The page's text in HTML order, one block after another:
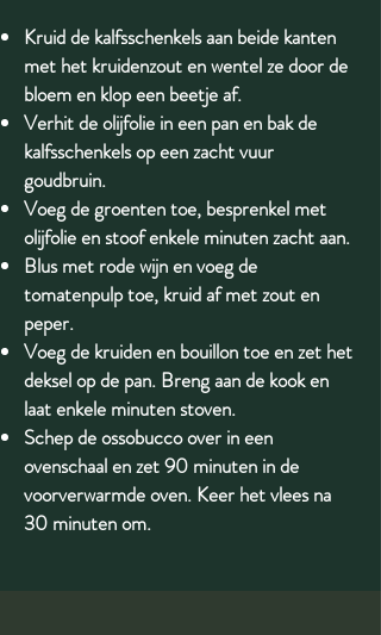
Kruid de kalfsschenkels aan beide kanten
met het kruidenzout en wentel ze door de
bloem en klop een beetje af.
Verhit de olijfolie in een pan en bak de
kalfsschenkels op een zacht vuur
goudbruin.
Voeg de groenten toe, besprenkel met
olijfolie en stoof enkele minuten zacht aan.
Blus met rode wijn en voeg de
tomatenpulp toe, kruid af met zout en
peper.
Voeg de kruiden en bouillon toe en zet het
deksel op de pan. Breng aan de kook en
laat enkele minuten stoven.
Schep de ossobucco over in een
ovenschaal en zet 90 minuten in de
voorverwarmde oven. Keer het vlees na
30 minuten om.